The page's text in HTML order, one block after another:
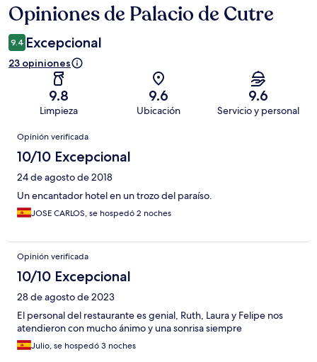
Opiniones
Opiniones de Palacio de Cutre
9.4 Excepcional
23 opiniones
9.8
Limpieza
9.6
Ubicación
9.6
Servicio y personal
Opiniones
Opinión verificada
10/10 Excepcional
24 de agosto de 2018
Un encantador hotel en un trozo del paraíso.
JOSE CARLOS, se hospedó 2 noches
Opinión verificada
10/10 Excepcional
28 de agosto de 2023
El personal del restaurante es genial, Ruth, Laura y Felipe nos
atendieron con mucho ánimo y una sonrisa siempre
Julio, se hospedó 3 noches